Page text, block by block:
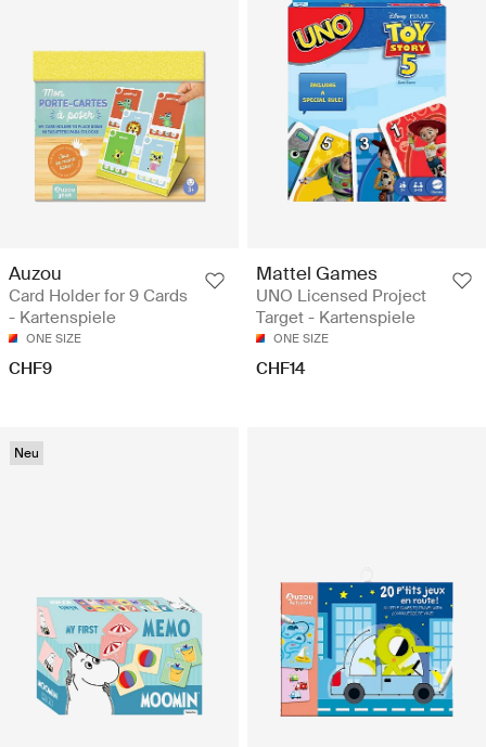
Auzou
Card Holder for 9 Cards
- Kartenspiele
ONE SIZE
CHF9
Mattel Games
UNO Licensed Project
Target - Kartenspiele
ONE SIZE
CHF14
Neu